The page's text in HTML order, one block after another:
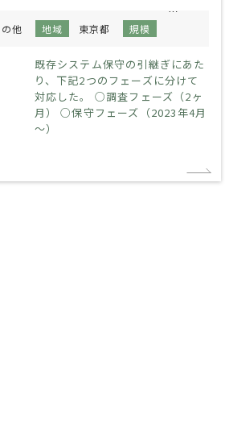
他 地域 東京都 規模
既存システム保守の引継ぎにあた
り、下記2つのフェーズに分けて
対応した。 ○調査フェーズ（2ヶ
月） ○保守フェーズ（2023年4月
～）